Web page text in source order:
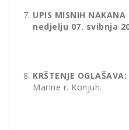
UPIS MISNIH
nedjelju 07. svibnja
KRŠTENJE OGLAŠAVA:
Marine r. Konjuh.